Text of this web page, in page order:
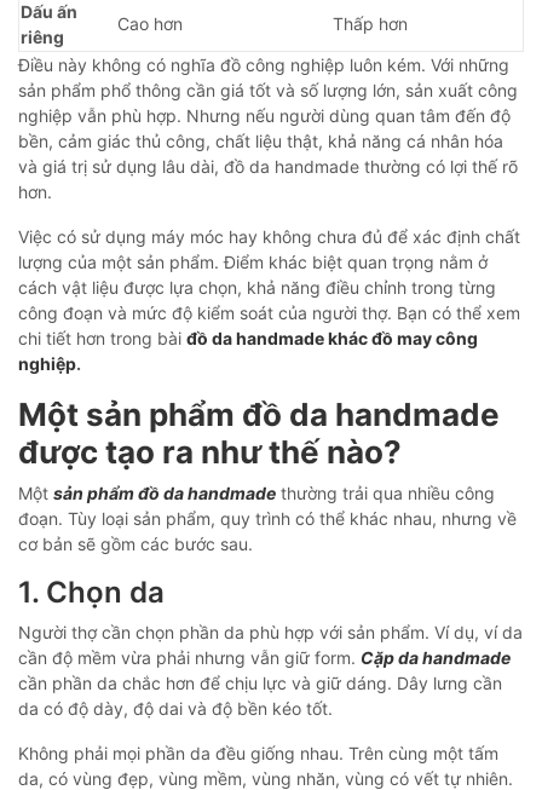
Dấu ấn
riêng
Cao hơn
Thấp hơn
Điều này không có nghĩa đồ công nghiệp luôn kém. Với những
sản phẩm phổ thông cần giá tốt và số lượng lớn, sản xuất công
nghiệp vẫn phù hợp. Nhưng nếu người dùng quan tâm đến độ
bền, cảm giác thủ công, chất liệu thật, khả năng cá nhân hóa
và giá trị sử dụng lâu dài, đồ da handmade thường có lợi thế rõ
hơn.
Việc có sử dụng máy móc hay không chưa đủ để xác định chất
lượng của một sản phẩm. Điểm khác biệt quan trọng nằm ở
cách vật liệu được lựa chọn, khả năng điều chỉnh trong từng
công đoạn và mức độ kiểm soát của người thợ. Bạn có thể xem
chi tiết hơn trong bài đồ da handmade khác đồ may công
nghiệp.
Một sản phẩm đồ da handmade
được tạo ra như thế nào?
Một sản phẩm đồ da handmade thường trải qua nhiều công
đoạn. Tùy loại sản phẩm, quy trình có thể khác nhau, nhưng về
cơ bản sẽ gồm các bước sau.
1. Chọn da
Người thợ cần chọn phần da phù hợp với sản phẩm. Ví dụ, ví da
cần độ mềm vừa phải nhưng vẫn giữ form. Cặp da handmade
cần phần da chắc hơn để chịu lực và giữ dáng. Dây lưng cần
da có độ dày, độ dai và độ bền kéo tốt.
Không phải mọi phần da đều giống nhau. Trên cùng một tấm
da, có vùng đẹp, vùng mềm, vùng nhăn, vùng có vết tự nhiên.